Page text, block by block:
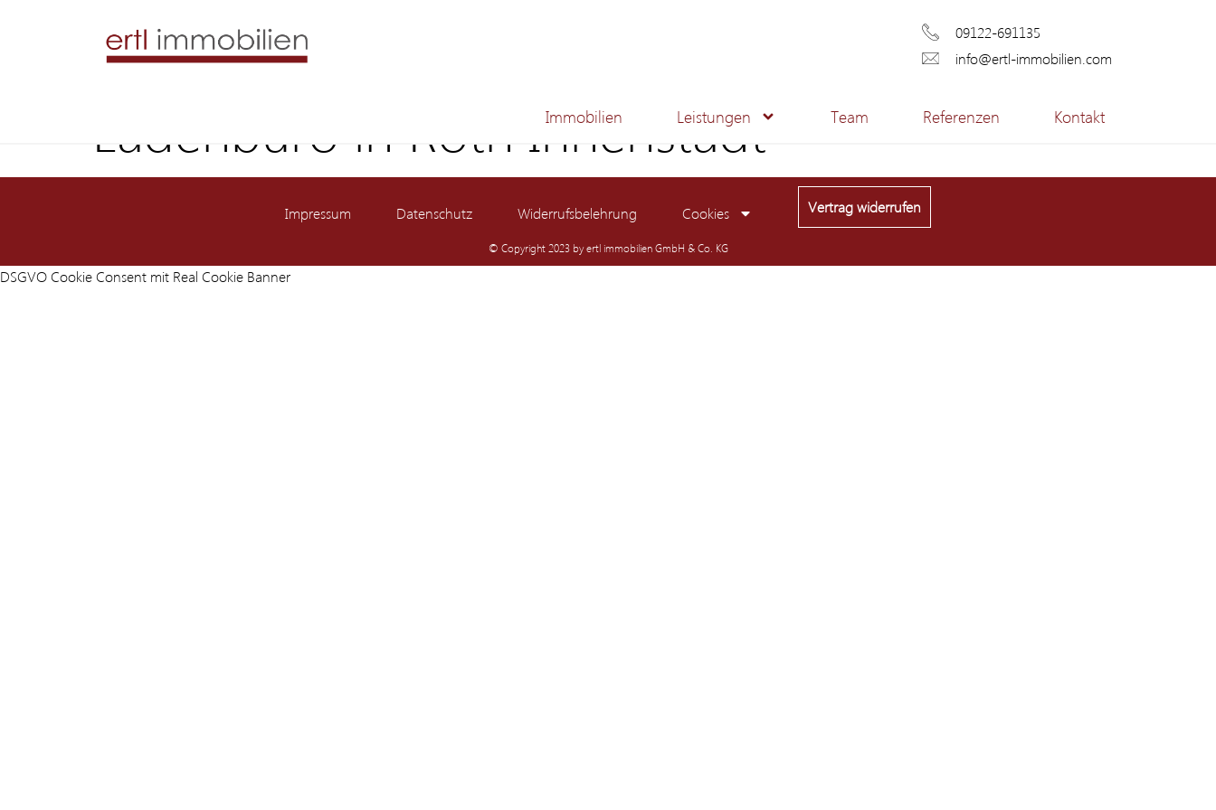
09122-691135
info@ertl-immobilien.com
Immobilien Leistungen Team Referenzen Kontakt
Ladenbüro in Roth Innenstadt
Impressum Datenschutz Widerrufsbelehrung Cookies Vertrag widerrufen
© Copyright 2023 by ertl immobilien GmbH & Co. KG
DSGVO Cookie Consent mit Real Cookie Banner